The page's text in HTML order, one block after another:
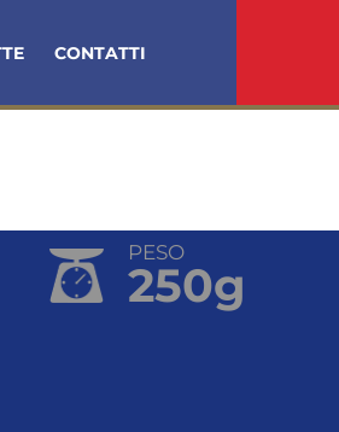
CONTATTI
PESO
250g